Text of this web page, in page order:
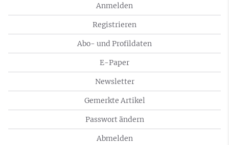
Anmelden
Registrieren
Abo- und Profildaten
E-Paper
Newsletter
Gemerkte Artikel
Passwort ändern
Abmelden